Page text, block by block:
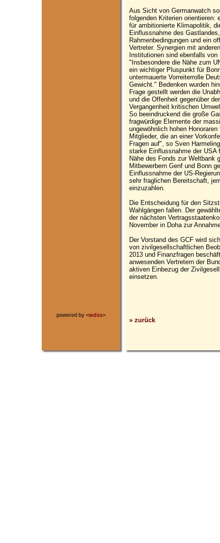
powered by <wdss>
Aus Sicht von Germanwatch
folgenden Kriterien orientieren:
für ambitionierte Klimapolitik,
Einflussnahme des
Rahmenbedingungen und ein
Vertreter. Synergien mit
Institutionen sind ebenfalls
"Insbesondere die Nähe zum
ein wichtiger Pluspunkt für
untermauerte Vorreiterrolle
Gewicht." Bedenken wurden
Frage gestellt werden die
und die Offenheit gegenüber
Vergangenheit kritischen
So beeindruckend die große
fragwürdige Elemente der
ungewöhnlich hohen
Mitglieder, die an einer
Fragen auf", so Sven
starke Einflussnahme der
Nähe des Fonds zur Weltbank
Mitbewerbern Genf und Bonn
Einflussnahme der US-
sehr fraglichen Bereitschaft,
einzuzahlen.
Die Entscheidung für den
Wahlgängen fallen. Der
der nächsten
November in Doha zur
Der Vorstand des GCF wird
von zivilgesellschaftlichen
2013 und Finanzfragen
anwesenden Vertretern der
aktiven Einbezug der
einsetzen.
» zurück